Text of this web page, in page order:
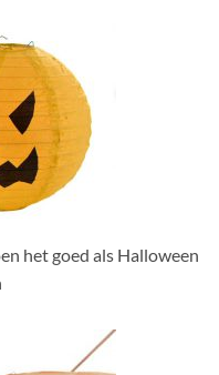
het goed als Halloween